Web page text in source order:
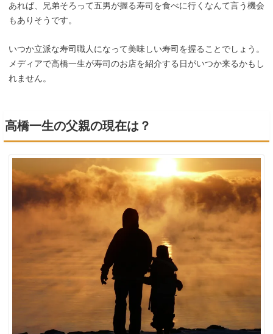
あれば、兄弟そろって五男が握る寿司を食べに行くなんて言う機会
もありそうです。
いつか立派な寿司職人になって美味しい寿司を握ることでしょう。
メディアで高橋一生が寿司のお店を紹介する日がいつか来るかもし
れません。
高橋一生の父親の現在は？